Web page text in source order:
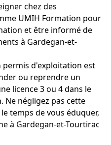
chez des
UMIH Formation pour
et être informé de
à Gardegan-et-
d'exploitation est
ou reprendre un
licence 3 ou 4 dans le
Ne négligez pas cette
temps de vous éduquer,
à Gardegan-et-Tourtirac